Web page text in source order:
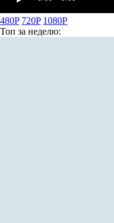
480P 720P 1080P
Топ за неделю: